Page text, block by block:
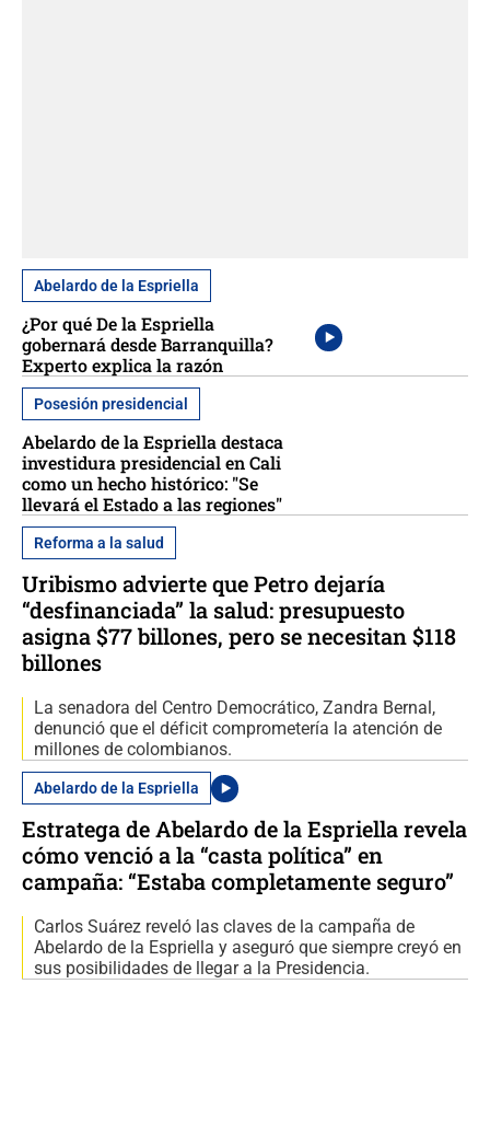
Abelardo de la Espriella
¿Por qué De la Espriella
gobernará desde Barranquilla?
Experto explica la razón
Posesión presidencial
Abelardo de la Espriella destaca
investidura presidencial en Cali
como un hecho histórico: "Se
llevará el Estado a las regiones"
Reforma a la salud
Uribismo advierte que Petro dejaría
“desfinanciada” la salud: presupuesto
asigna $77 billones, pero se necesitan $118
billones
La senadora del Centro Democrático, Zandra Bernal,
denunció que el déficit comprometería la atención de
millones de colombianos.
Abelardo de la Espriella
Estratega de Abelardo de la Espriella revela
cómo venció a la “casta política” en
campaña: “Estaba completamente seguro”
Carlos Suárez reveló las claves de la campaña de
Abelardo de la Espriella y aseguró que siempre creyó en
sus posibilidades de llegar a la Presidencia.